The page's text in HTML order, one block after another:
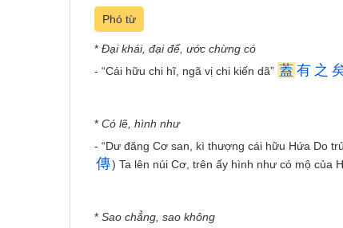
Phó từ
* Đại khái, đại để, ước chừng có
- “Cái hữu chi hĩ, ngã vị chi kiến dã” 蓋 有 之
* Có lẽ, hình như
- “Dư đăng Cơ san, kì thượng cái hữu Hứa Do
傳) Ta lên núi Cơ, trên ấy hình như có mộ của
* Sao chẳng, sao không